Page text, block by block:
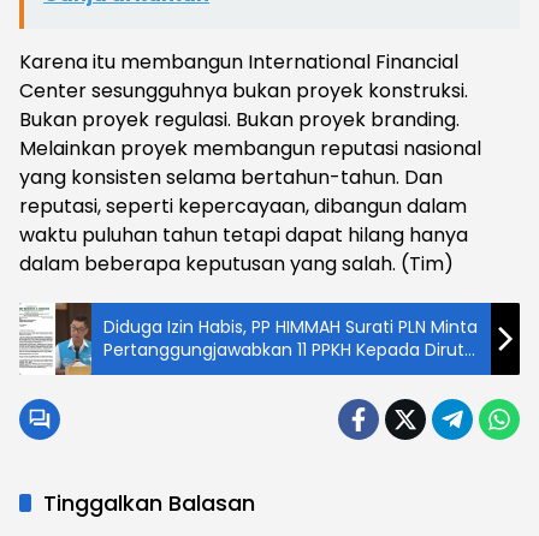
Karena itu membangun International Financial
Center sesungguhnya bukan proyek konstruksi.
Bukan proyek regulasi. Bukan proyek branding.
Melainkan proyek membangun reputasi nasional
yang konsisten selama bertahun-tahun. Dan
reputasi, seperti kepercayaan, dibangun dalam
waktu puluhan tahun tetapi dapat hilang hanya
dalam beberapa keputusan yang salah. (Tim)
Diduga Izin Habis, PP HIMMAH Surati PLN Minta
Pertanggungjawabkan 11 PPKH Kepada Dirut
PT. PLN
Tinggalkan Balasan